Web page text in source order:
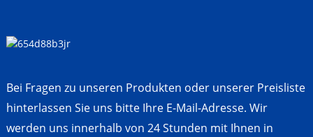
Bei Fragen zu unseren Produkten oder unserer Preisliste
hinterlassen Sie uns bitte Ihre E-Mail-Adresse. Wir
werden uns innerhalb von 24 Stunden mit Ihnen in